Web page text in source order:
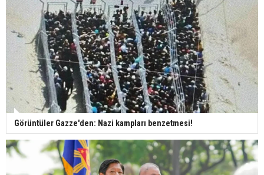
Görüntüler Gazze'den: Nazi kampları benzetmesi!